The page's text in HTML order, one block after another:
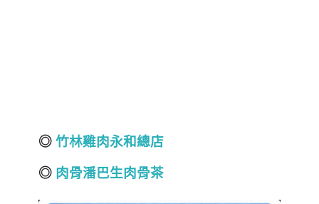
◎ 竹林雞肉永和總店
◎ 肉骨潘巴生肉骨茶